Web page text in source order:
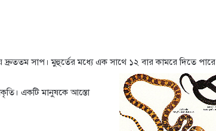
দ্রুততম সাপ। মুহুর্তের মধ্যে এক সাথে ১২ বার কামরে দিতে পারে
একটি মানুষকে আস্তো